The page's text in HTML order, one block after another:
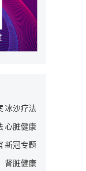
冰沙疗法
心脏健康
新冠专题
肾脏健康